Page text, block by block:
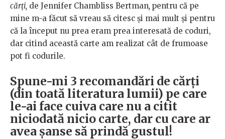
cărți, de Jennifer Chambliss Bertman, pentru că pe
mine m-a făcut să vreau să citesc și mai mult și pentru
că la început nu prea eram prea interesată de coduri,
dar citind această carte am realizat cât de frumoase
pot fi codurile.
Spune-mi 3 recomandări de cărți
(din toată literatura lumii) pe care
le-ai face cuiva care nu a citit
niciodată nicio carte, dar cu care ar
avea șanse să prindă gustul!